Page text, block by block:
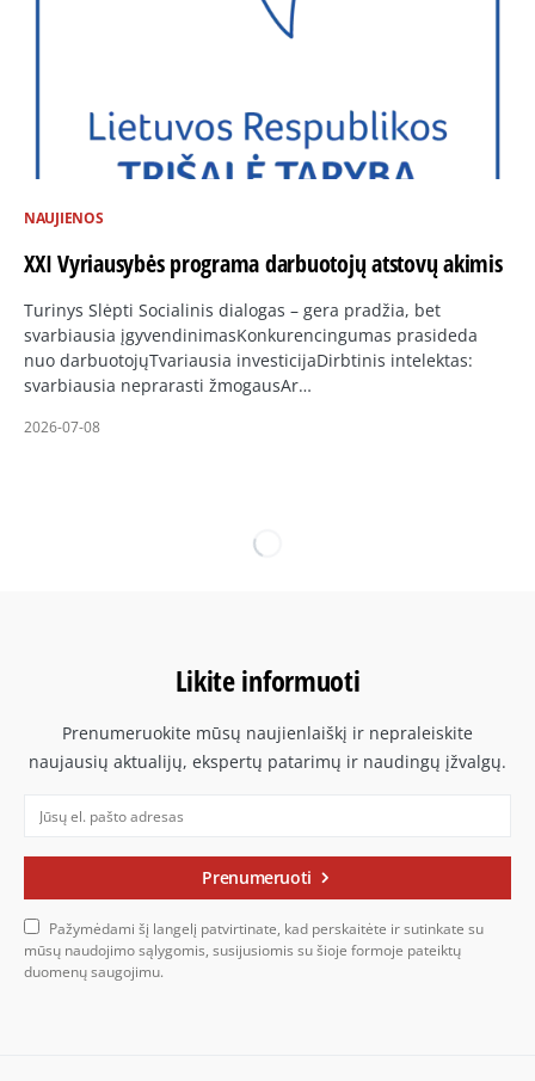
NAUJIENOS
XXI Vyriausybės programa darbuotojų atstovų akimis
Turinys Slėpti Socialinis dialogas – gera pradžia, bet
svarbiausia įgyvendinimasKonkurencingumas prasideda
nuo darbuotojųTvariausia investicijaDirbtinis intelektas:
svarbiausia neprarasti žmogausAr…
2026-07-08
Likite informuoti
Prenumeruokite mūsų naujienlaiškį ir nepraleiskite
naujausių aktualijų, ekspertų patarimų ir naudingų įžvalgų.
Prenumeruoti
Pažymėdami šį langelį patvirtinate, kad perskaitėte ir sutinkate su
mūsų naudojimo sąlygomis, susijusiomis su šioje formoje pateiktų
duomenų saugojimu.